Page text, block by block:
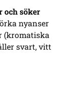
och söker
nyanser
(kromatiska
svart, vitt